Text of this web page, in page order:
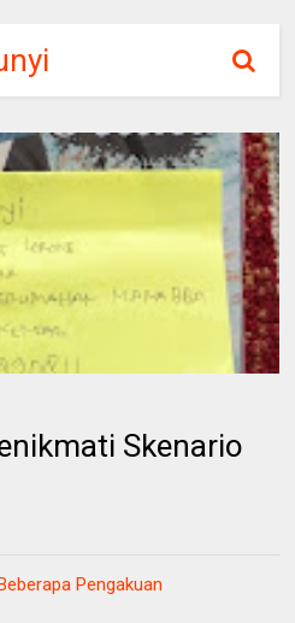
Skenario
Pengakuan